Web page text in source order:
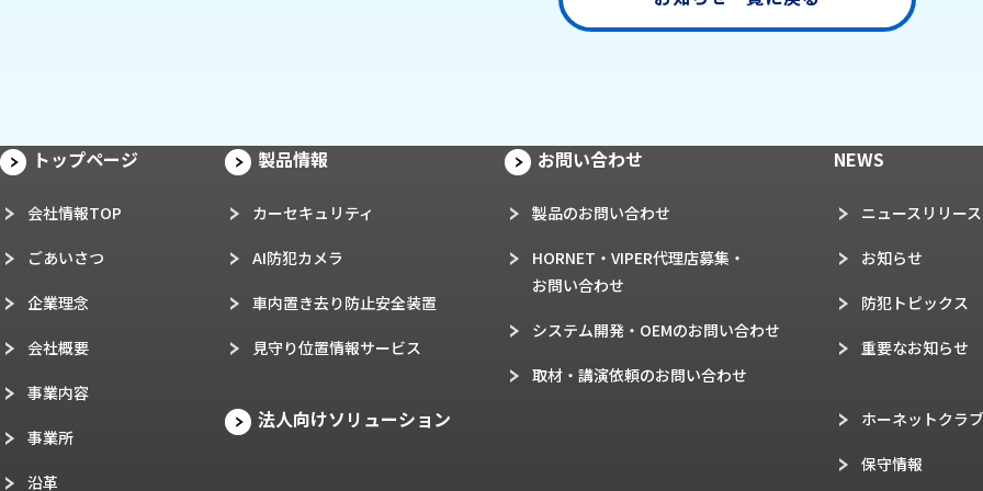
トップページ
会社情報TOP
ごあいさつ
企業理念
会社概要
事業内容
事業所
沿革
製品情報
カーセキュリティ
AI防犯カメラ
車内置き去り防止安全装置
見守り位置情報サービス
法人向けソリューション
お問い合わせ
製品のお問い合わせ
HORNET・VIPER代理店募集・
お問い合わせ
システム開発・OEMのお問い合わせ
取材・講演依頼のお問い合わせ
NEWS
ニュースリリース
お知らせ
防犯トピックス
重要なお知らせ
ホーネットクラ
保守情報